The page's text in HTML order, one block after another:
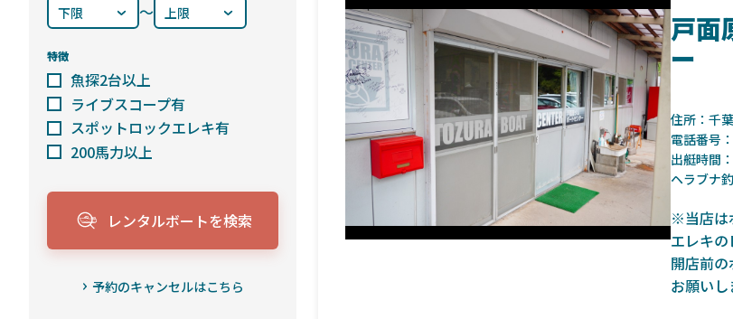
戸面
ー
住所：千
電話番号：
出艇時間
ヘラブナ
※当店は
エレキの
開店前
お願いし
〜
特徴
魚探2台以上
ライブスコープ有
スポットロックエレキ有
200馬力以上
レンタルボートを検索
予約のキャンセルはこちら